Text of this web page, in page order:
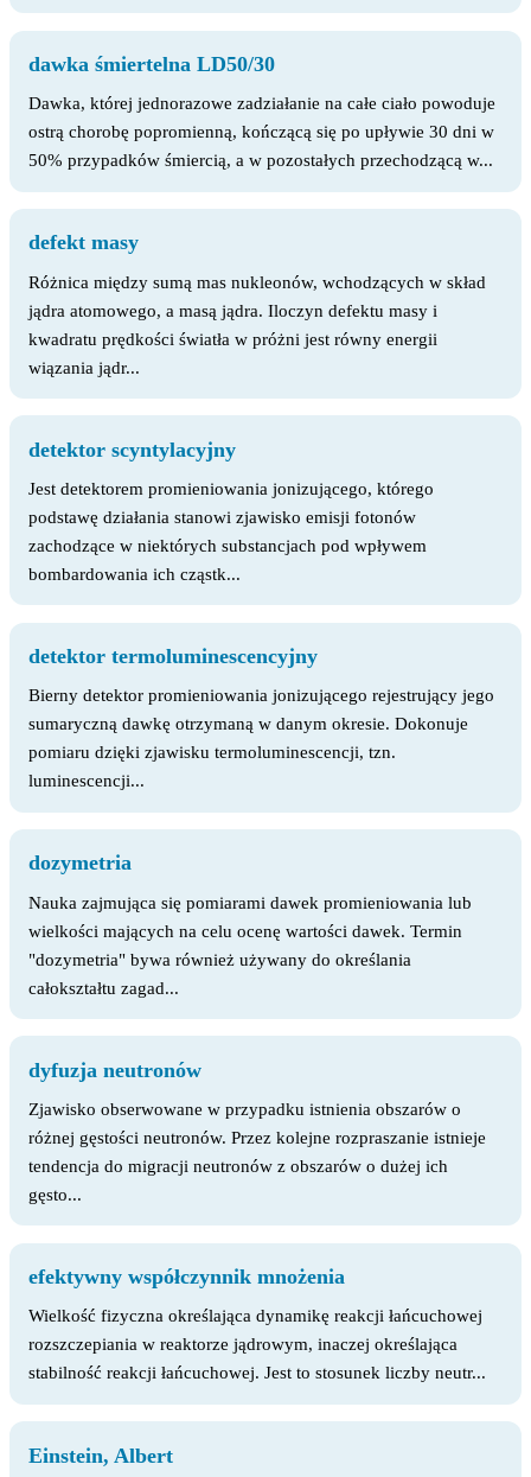
dawka śmiertelna LD50/30
Dawka, której jednorazowe zadziałanie na całe ciało powoduje
ostrą chorobę popromienną, kończącą się po upływie 30 dni w
50% przypadków śmiercią, a w pozostałych przechodzącą w...
defekt masy
Różnica między sumą mas nukleonów, wchodzących w skład
jądra atomowego, a masą jądra. Iloczyn defektu masy i
kwadratu prędkości światła w próżni jest równy energii
wiązania jądr...
detektor scyntylacyjny
Jest detektorem promieniowania jonizującego, którego
podstawę działania stanowi zjawisko emisji fotonów
zachodzące w niektórych substancjach pod wpływem
bombardowania ich cząstk...
detektor termoluminescencyjny
Bierny detektor promieniowania jonizującego rejestrujący jego
sumaryczną dawkę otrzymaną w danym okresie. Dokonuje
pomiaru dzięki zjawisku termoluminescencji, tzn.
luminescencji...
dozymetria
Nauka zajmująca się pomiarami dawek promieniowania lub
wielkości mających na celu ocenę wartości dawek. Termin
"dozymetria" bywa również używany do określania
całokształtu zagad...
dyfuzja neutronów
Zjawisko obserwowane w przypadku istnienia obszarów o
różnej gęstości neutronów. Przez kolejne rozpraszanie istnieje
tendencja do migracji neutronów z obszarów o dużej ich
gęsto...
efektywny współczynnik mnożenia
Wielkość fizyczna określająca dynamikę reakcji łańcuchowej
rozszczepiania w reaktorze jądrowym, inaczej określająca
stabilność reakcji łańcuchowej. Jest to stosunek liczby neutr...
Einstein, Albert